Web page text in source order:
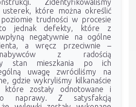
usterek, które można określić
trudności w procesie
jednak defekty, które z
negatywnie na ogólne
a wręcz przeciwnie –
z radością
stan mieszkania po ich
uwagę zwróciliśmy na
gdzie wykryliśmy kilkanaście
które zostały odnotowane i
naprawy. Z satysfakcją